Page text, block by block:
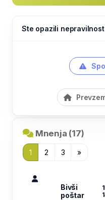
Ste opazili
Mnenja (17)
1 2 3 »
Bivši
poštar